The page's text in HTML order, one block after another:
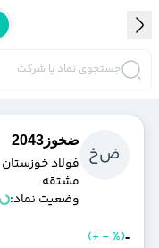
جستجوی نماد یا شرکت
ضخ
ضخوز2043
فولاد خوزستان
مشتقه
وضعیت نماد:
-
(+-%)